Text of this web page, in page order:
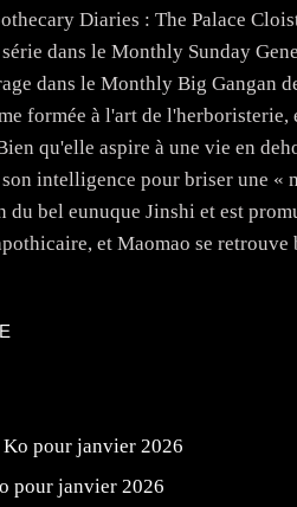
Diaries : The Palace
dans le Monthly Sunday
dans le Monthly Big Gangan
formée à l'art de
qu'elle aspire à une vie en
intelligence pour briser une
bel eunuque Jinshi et est
et Maomao se
pour janvier 2026